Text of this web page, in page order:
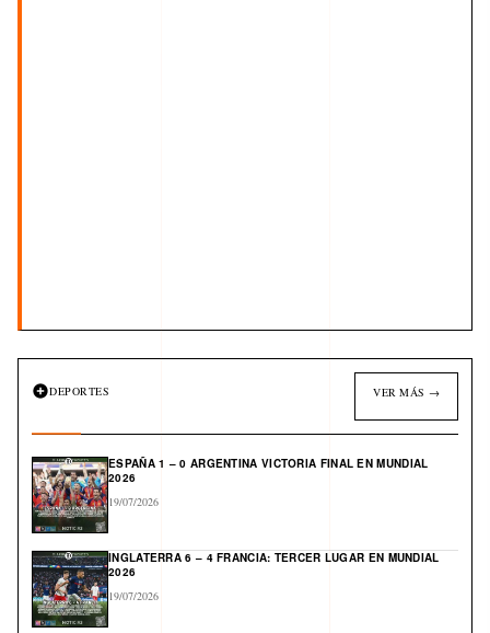
DEPORTES VER MÁS →
ESPAÑA 1 – 0 ARGENTINA VICTORIA FINAL EN MUNDIAL
2026
19/07/2026
INGLATERRA 6 – 4 FRANCIA: TERCER LUGAR EN MUNDIAL
2026
19/07/2026